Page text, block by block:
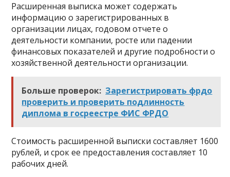
Расширенная выписка может содержать
информацию о зарегистрированных в
организации лицах, годовом отчете о
деятельности компании, росте или падении
финансовых показателей и другие подробности о
хозяйственной деятельности организации.
Больше проверок: Зарегистрировать фрдо
проверить и проверить подлинность
диплома в госреестре ФИС ФРДО
Стоимость расширенной выписки составляет 1600
рублей, и срок ее предоставления составляет 10
рабочих дней.